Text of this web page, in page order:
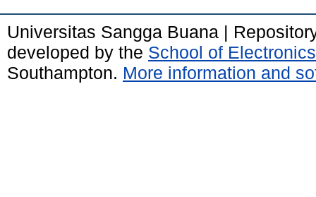
Universitas Sangga Buana |
developed by the School of
Southampton. More information and